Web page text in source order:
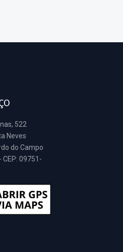
522
Neves
do Campo
CEP: 09751-